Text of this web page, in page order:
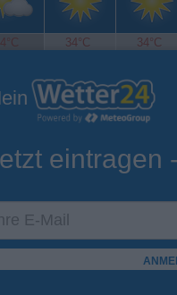
34°C 34°C
Tiefsttemperatur Aktuelle
eintragen